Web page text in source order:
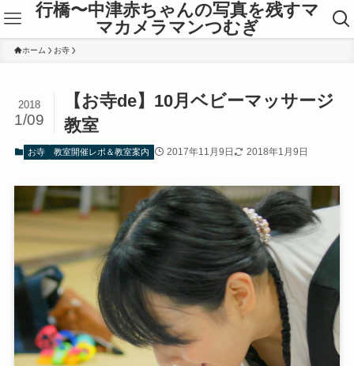
行橋〜中津赤ちゃんの写真を残すマ
マカメラマンつむぎ
ホーム お寺
【お寺de】10月ベビーマッサージ
教室
2018
1/09
お寺 教室開催レポ＆教室案内 2017年11月9日 2018年1月9日